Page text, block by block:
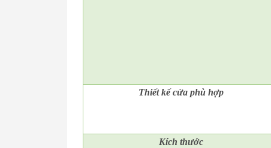
Thiết kế cửa phù hợp
Kích thước